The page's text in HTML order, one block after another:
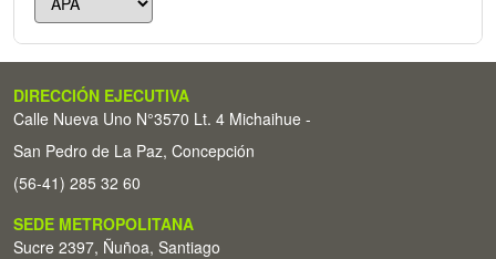
DIRECCIÓN EJECUTIVA
Calle Nueva Uno N°3570 Lt. 4 Michaihue -
San Pedro de La Paz, Concepción
(56-41) 285 32 60
SEDE METROPOLITANA
Sucre 2397, Ñuñoa, Santiago